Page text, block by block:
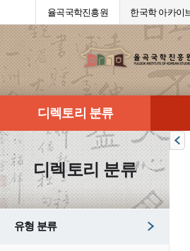
율곡국학진흥원 한국학 아카이
디렉토리 분류
디렉토리 분류
유형 분류